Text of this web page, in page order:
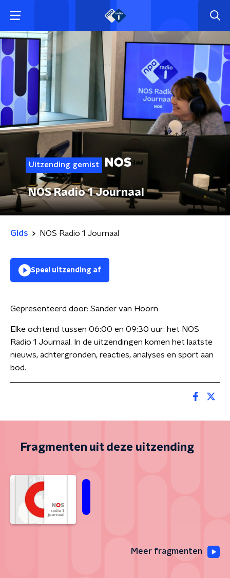
Uitzending gemist
NOS Radio 1 Journaal
Gids NOS Radio 1 Journaal
Speel uitzending af
Gepresenteerd door: Sander van Hoorn
Elke ochtend tussen 06:00 en 09:30 uur: het NOS
Radio 1 Journaal. In de uitzendingen komen het laatste
nieuws, achtergronden, reacties, analyses en sport aan
bod.
Fragmenten uit deze uitzending
Meer fragmenten